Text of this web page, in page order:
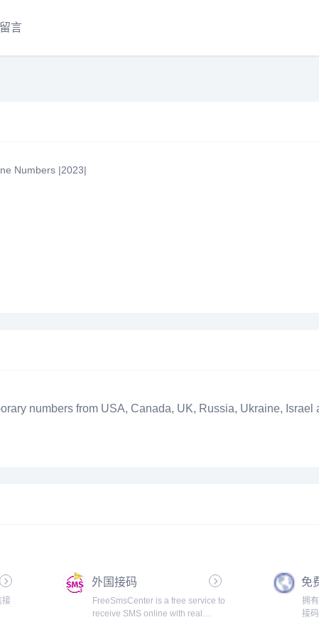
言
Numbers |2023|
numbers from USA, Canada, UK, Russia, Ukraine, Israel
接
外国接码
FreeSmsCenter is a free service to
receive SMS online with real
免
拥
接